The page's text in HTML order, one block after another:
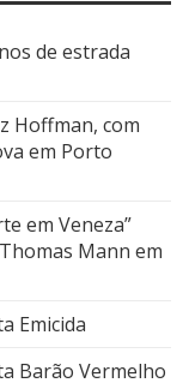
de estrada
Hoffman, com
em Porto
em Veneza”
Mann em
Emicida
Barão Vermelho